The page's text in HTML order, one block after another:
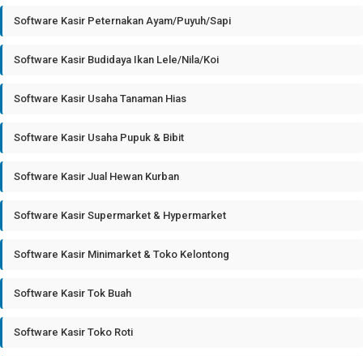
Software Kasir Peternakan Ayam/Puyuh/Sapi
Software Kasir Budidaya Ikan Lele/Nila/Koi
Software Kasir Usaha Tanaman Hias
Software Kasir Usaha Pupuk & Bibit
Software Kasir Jual Hewan Kurban
Software Kasir Supermarket & Hypermarket
Software Kasir Minimarket & Toko Kelontong
Software Kasir Tok Buah
Software Kasir Toko Roti